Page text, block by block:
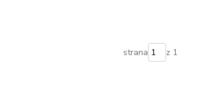
strana z 1